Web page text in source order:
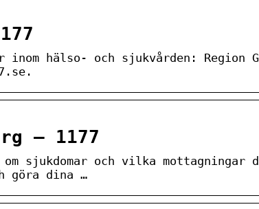
hälso- och sjukvården: Region
– 1177
sjukdomar och vilka mottagningar
göra dina …